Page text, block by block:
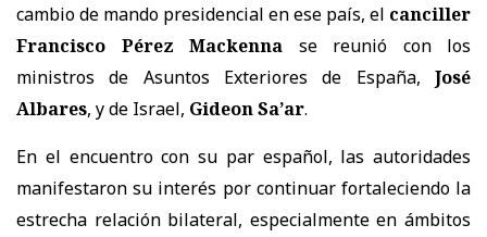
cambio de mando presidencial en ese país, el canciller
Francisco Pérez Mackenna se reunió con los
ministros de Asuntos Exteriores de España, José
Albares, y de Israel, Gideon Sa’ar.
En el encuentro con su par español, las autoridades
manifestaron su interés por continuar fortaleciendo la
estrecha relación bilateral, especialmente en ámbitos